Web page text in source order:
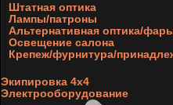
Штатная оптика
Лампы/патроны
Альтернативная оптика/
Освещение салона
Крепеж/фурнитура/
Экипировка 4х4
Электрооборудование